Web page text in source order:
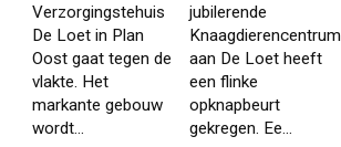
Verzorgingstehuis
De Loet in Plan
Oost gaat tegen de
vlakte. Het
markante gebouw
wordt...
jubilerende
Knaagdierencentrum
aan De Loet heeft
een flinke
opknapbeurt
gekregen. Ee...